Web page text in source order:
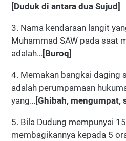
[Duduk di antara dua Sujud]
3. Nama kendaraan langit
Muhammad SAW pada saat
adalah… [Buroq]
4. Memakan bangkai daging
adalah perumpamaan
yang… [Ghibah, mengumpat,
5. Bila Dudung mempunyai
membagikannya kepada 5